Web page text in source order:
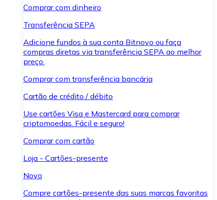
Comprar com dinheiro
Transferência SEPA
Adicione fundos à sua conta Bitnovo ou faça
compras diretas via transferência SEPA ao melhor
preço.
Comprar com transferência bancária
Cartão de crédito / débito
Use cartões Visa e Mastercard para comprar
criptomoedas. Fácil e seguro!
Comprar com cartão
Loja - Cartões-presente
Novo
Compre cartões-presente das suas marcas favoritas